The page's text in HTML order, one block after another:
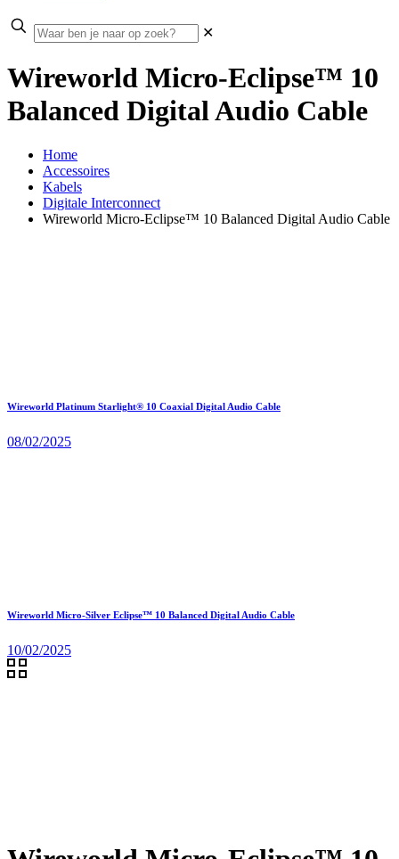
✕
Wireworld Micro-Eclipse™ 10
Balanced Digital Audio Cable
Home
Accessoires
Kabels
Digitale Interconnect
Wireworld Micro-Eclipse™ 10 Balanced Digital Audio Cable
Wireworld Platinum Starlight® 10 Coaxial Digital Audio Cable
08/02/2025
Wireworld Micro-Silver Eclipse™ 10 Balanced Digital Audio Cable
10/02/2025